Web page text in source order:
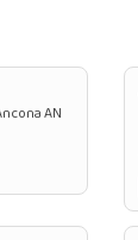
AN